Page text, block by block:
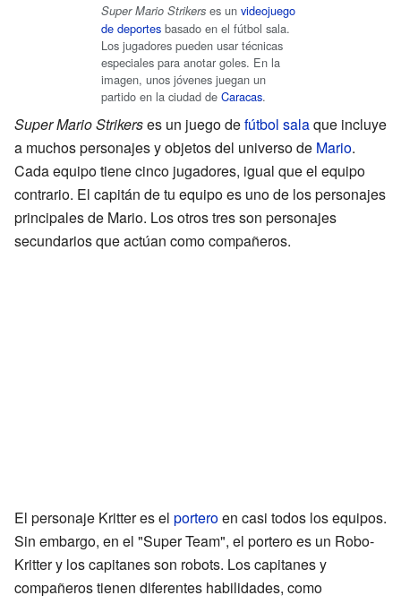
Super Mario Strikers es un videojuego
de deportes basado en el fútbol sala.
Los jugadores pueden usar técnicas
especiales para anotar goles. En la
imagen, unos jóvenes juegan un
partido en la ciudad de Caracas.
Super Mario Strikerses un juego defútbol salaque incluye
a muchos personajes y objetos del universo de Mario.
Cada equipo tiene cinco jugadores, igual que el equipo
contrario. El capitán de tu equipo es uno de los personajes
principales de Mario. Los otros tres son personajes
secundarios que actúan como compañeros.
El personaje Kritter es el porteroen casi todos los equipos.
Sin embargo, en el "Super Team", el portero es un Robo-
Kritter y los capitanes son robots. Los capitanes y
compañeros tienen diferentes habilidades, como